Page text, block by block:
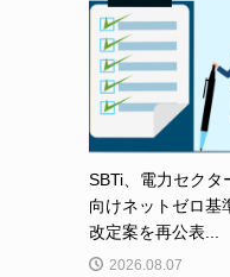
SBTi、電力セクタ
向けネットゼロ基
改定案を再公表...
2026.08.07